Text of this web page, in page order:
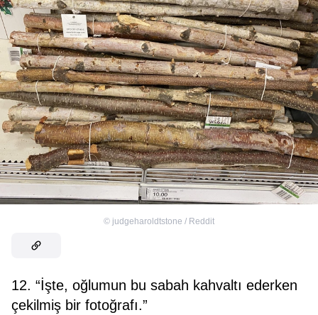
© judgeharoldtstone / Reddit
12. “İşte, oğlumun bu sabah kahvaltı ederken
çekilmiş bir fotoğrafı.”